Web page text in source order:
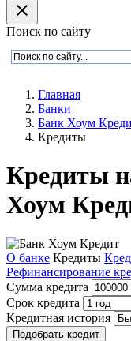
close
Поиск по сайту
Главная
Банки
Банк Хоум
Кредиты
Кредиты
Хоум
О банке Кредиты
Рефинансирование
Сумма кредита
Срок кредита
Кредитная история
Подобрать кредит